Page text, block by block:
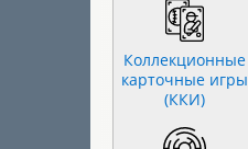
Коллекционные
карточные игры
(ККИ)